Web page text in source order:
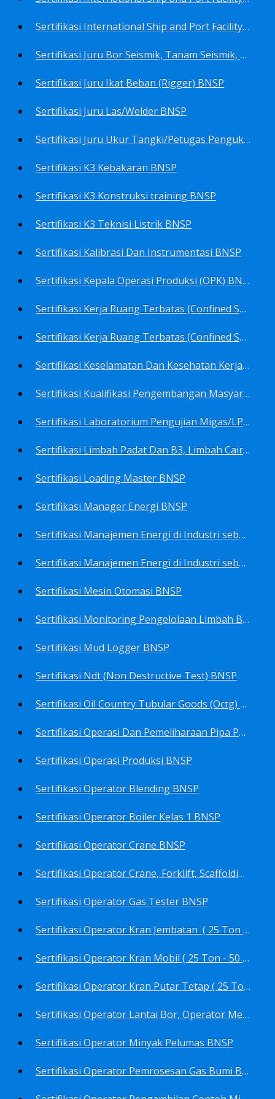
Sertifikasi International Ship and Port Facility Security Code/ISPS Code training for Security Area Manager BNSP
Sertifikasi Juru Bor Seismik, Tanam Seismik, Tembak Seismik BNSP
Sertifikasi Juru Ikat Beban (Rigger) BNSP
Sertifikasi Juru Las/Welder BNSP
Sertifikasi Juru Ukur Tangki/Petugas Pengukur Tangki Migas BNSP
Sertifikasi K3 Kebakaran BNSP
Sertifikasi K3 Konstruksi training BNSP
Sertifikasi K3 Teknisi Listrik BNSP
Sertifikasi Kalibrasi Dan Instrumentasi BNSP
Sertifikasi Kepala Operasi Produksi (OPK) BNSP
Sertifikasi Kerja Ruang Terbatas (Confined Spaces)-Ahli Muda Ruang Terbatas (AMURT/Supervisor) BNSP
Sertifikasi Kerja Ruang Terbatas (Confined Spaces)-Teknisi Ruang Terbatas (TRT/Entrants) BNSP
Sertifikasi Keselamatan Dan Kesehatan Kerja BNSP
Sertifikasi Kualifikasi Pengembangan Masyarakat BNSP
Sertifikasi Laboratorium Pengujian Migas/LPM BNSP
Sertifikasi Limbah Padat Dan B3, Limbah Cair BNSP
Sertifikasi Loading Master BNSP
Sertifikasi Manager Energi BNSP
Sertifikasi Manajemen Energi di Industri sebagai Auditor BNSP
Sertifikasi Manajemen Energi di Industri sebagai Manager Energy BNSP
Sertifikasi Mesin Otomasi BNSP
Sertifikasi Monitoring Pengelolaan Limbah B3 BNSP
Sertifikasi Mud Logger BNSP
Sertifikasi Ndt (Non Destructive Test) BNSP
Sertifikasi Oil Country Tubular Goods (Octg) BNSP
Sertifikasi Operasi Dan Pemeliharaan Pipa Penyalur BNSP
Sertifikasi Operasi Produksi BNSP
Sertifikasi Operator Blending BNSP
Sertifikasi Operator Boiler Kelas 1 BNSP
Sertifikasi Operator Crane BNSP
Sertifikasi Operator Crane, Forklift, Scaffolding/Scaffolder, Boiler, Rigger BNSP
Sertifikasi Operator Gas Tester BNSP
Sertifikasi Operator Kran Jembatan ( 25 Ton - 50 Ton - > 50 ) BNSP
Sertifikasi Operator Kran Mobil ( 25 Ton - 50 Ton - > 50 ) BNSP
Sertifikasi Operator Kran Putar Tetap ( 25 Ton - 50 Ton - > 50 ) BNSP
Sertifikasi Operator Lantai Bor, Operator Menara Bor, Juru Bor, Ahli Pengendali Pengeboran BNSP
Sertifikasi Operator Minyak Pelumas BNSP
Sertifikasi Operator Pemrosesan Gas Bumi BNSP